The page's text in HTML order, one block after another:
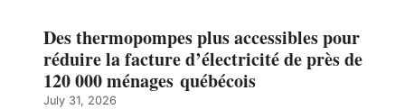
Des thermopompes plus accessibles pour
réduire la facture d’électricité de près de
120 000 ménages québécois
July 31, 2026